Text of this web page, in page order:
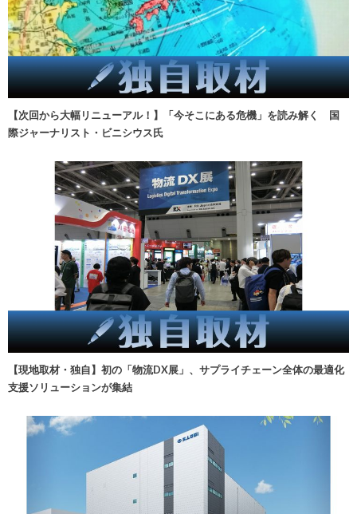
【次回から大幅リニューアル！】「今そこにある危機」を読み解く 国
際ジャーナリスト・ビニシウス氏
【現地取材・独自】初の「物流DX展」、サプライチェーン全体の最適化
支援ソリューションが集結